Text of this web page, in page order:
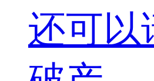
还可以